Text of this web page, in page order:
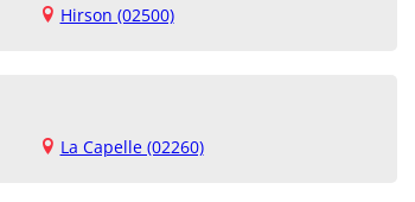
Hirson (02500)
La Capelle (02260)